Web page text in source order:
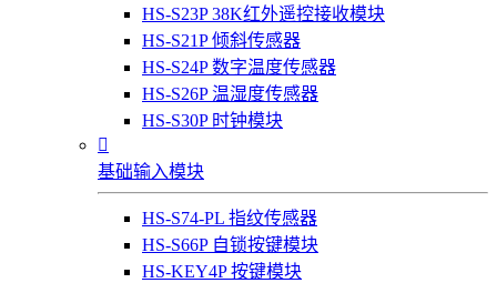
HS-S23P 38K红外遥控接收模块
HS-S21P 倾斜传感器
HS-S24P 数字温度传感器
HS-S26P 温湿度传感器
HS-S30P 时钟模块

基础输入模块
HS-S74-PL 指纹传感器
HS-S66P 自锁按键模块
HS-KEY4P 按键模块